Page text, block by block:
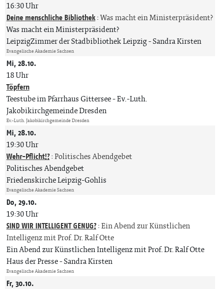
16:30 Uhr
Deine menschliche Bibliothek:Was macht ein Ministerpräsident?
Was macht ein Ministerpräsident?
LeipzigZimmer der Stadbibliothek Leipzig Sandra Kirsten
Evangelische Akademie Sachsen
Mi, 28.10.
18 Uhr
Töpfern
Teestube im Pfarrhaus Gittersee Ev.-Luth.
Jakobikirchgemeinde Dresden
Ev.-Luth. Jakobikirchgemeinde Dresden
Mi, 28.10.
19:30 Uhr
Wehr-Pflicht!?:Politisches Abendgebet
Politisches Abendgebet
Friedenskirche Leipzig-Gohlis
Evangelische Akademie Sachsen
Do, 29.10.
19:30 Uhr
SIND WIR INTELLIGENT GENUG?:Ein Abend zur Künstlichen
Intelligenz mit Prof. Dr. Ralf Otte
Ein Abend zur Künstlichen Intelligenz mit Prof. Dr. Ralf Otte
Haus der Presse Sandra Kirsten
Evangelische Akademie Sachsen
Fr, 30.10.